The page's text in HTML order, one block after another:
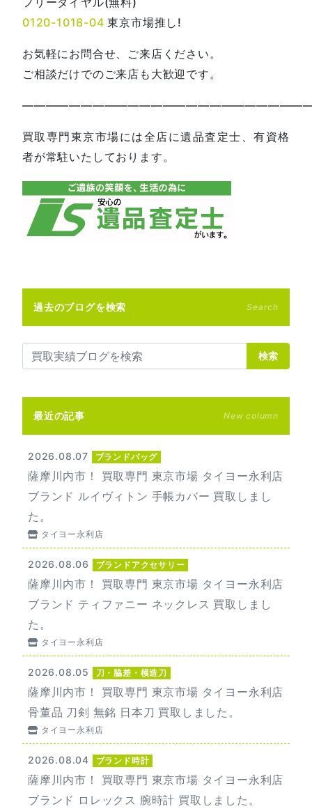
0120-1018-04 東京市場推し!
お気軽にお問合せ、ご来店ください。
ご相談だけでのご来店も大歓迎です。
買取専門東京市場には全店に遺品査定士、有資格
者が常駐いたしております。
過去のブログを検索 Search
検索
最近の記事 New column
2026.08.07 ブランドバッグ
薩摩川内市！ 買取専門 東京市場 タイヨー永利店
ブランド ルイヴィトン 手帳カバー 買取しまし
た。
タイヨー永利店
2026.08.06 ブランドアクセサリー
薩摩川内市！ 買取専門 東京市場 タイヨー永利店
ブランド ティファニー ネックレス 買取しまし
た。
タイヨー永利店
2026.08.05 刀・脇差・模造刀
薩摩川内市！ 買取専門 東京市場 タイヨー永利店
骨董品 刀剣 無銘 日本刀 買取しました。
タイヨー永利店
2026.08.04 ブランド時計
薩摩川内市！ 買取専門 東京市場 タイヨー永利店
ブランド ロレックス 腕時計 買取しました。